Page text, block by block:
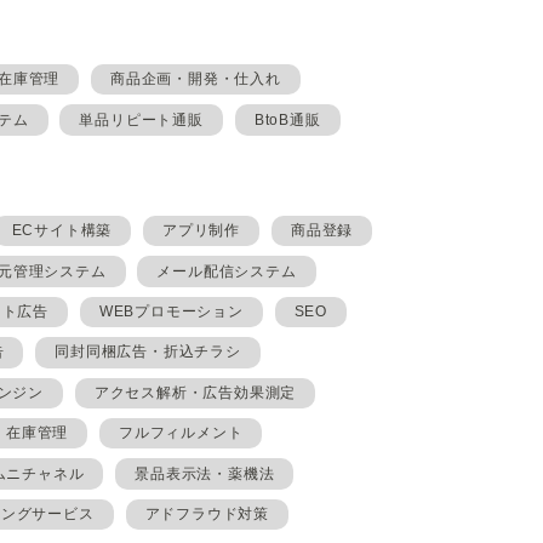
庫管理 商品企画・開発・仕入れ
ム 単品リピート通販 BtoB通販
ECサイト構築 アプリ制作 商品登録
管理システム メール配信システム
広告 WEBプロモーション SEO
同封同梱広告・折込チラシ
ジン アクセス解析・広告効果測定
在庫管理 フルフィルメント
ニチャネル 景品表示法・薬機法
グサービス アドフラウド対策